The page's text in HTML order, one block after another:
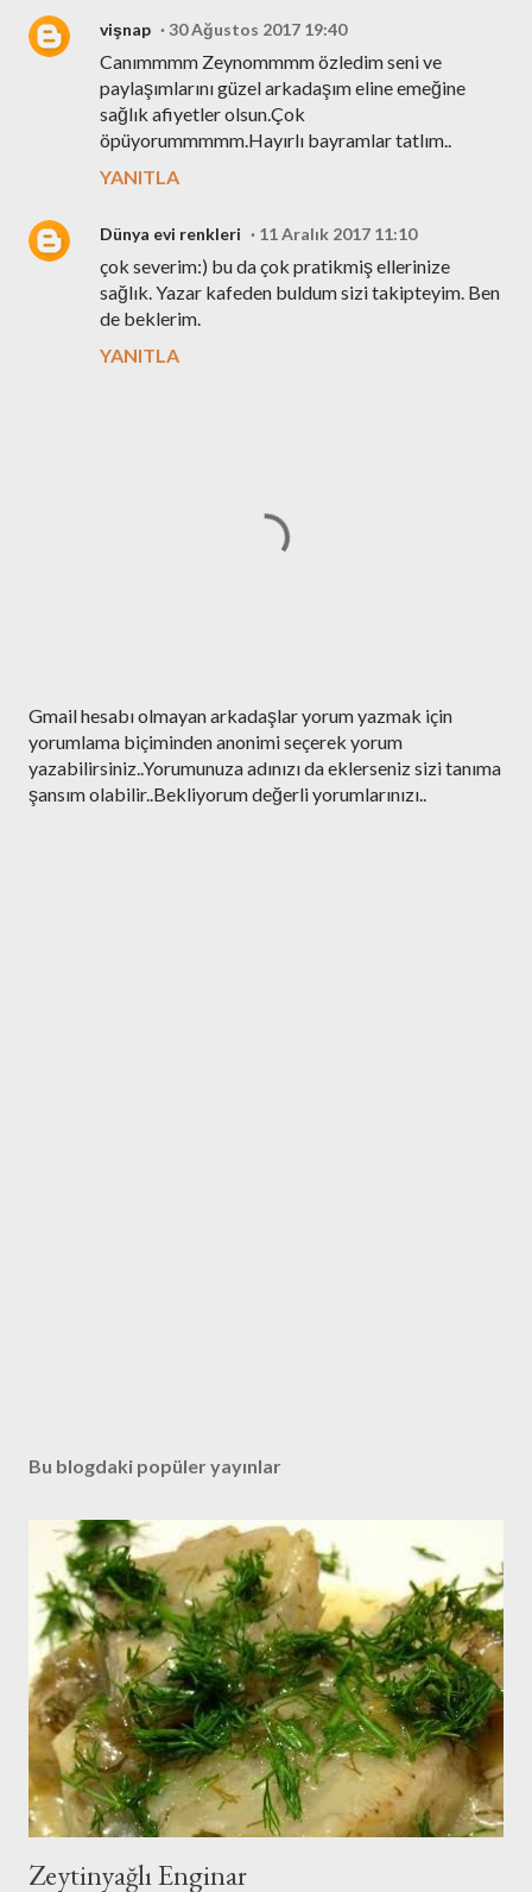
vişnap 30 Ağustos 2017 19:40
Canımmmm Zeynommmm özledim seni ve
paylaşımlarını güzel arkadaşım eline emeğine
sağlık afiyetler olsun.Çok
öpüyorummmmm.Hayırlı bayramlar tatlım..
YANITLA
Dünya evi renkleri 11 Aralık 2017 11:10
çok severim:) bu da çok pratikmiş ellerinize
sağlık. Yazar kafeden buldum sizi takipteyim. Ben
de beklerim.
YANITLA
Y
o
r
u
Gmail hesabı olmayan arkadaşlar yorum yazmak için
yorumlama biçiminden anonimi seçerek yorum
yazabilirsiniz..Yorumunuza adınızı da eklerseniz sizi tanıma
şansım olabilir..Bekliyorum değerli yorumlarınızı..
Bu blogdaki popüler yayınlar
Zeytinyağlı Enginar